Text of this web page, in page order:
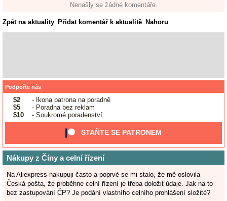
Nenašly se žádné komentáře.
Zpět na aktuality Přidat komentář k aktualitě Nahoru
Podpořte nás
$2
- Ikona patrona na poradně
$5
- Poradna bez reklam
$10
- Soukromé poradenství
STAŇTE SE PATRONEM
Nákupy z Číny a celní řízení
Na Aliexpress nakupuji často a poprvé se mi stalo, že mě oslovila
Česká pošta, že proběhne celní řízení je třeba doložit údaje. Jak na to
bez zastupování ČP? Je podání vlastního celního prohlášení složité?